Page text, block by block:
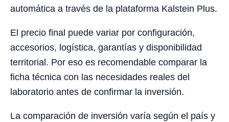
automática a través de la plataforma Kalstein Plus.
El precio final puede variar por configuración,
accesorios, logística, garantías y disponibilidad
territorial. Por eso es recomendable comparar la
ficha técnica con las necesidades reales del
laboratorio antes de confirmar la inversión.
La comparación de inversión varía según el país y